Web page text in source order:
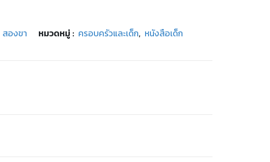
สองขา หมวดหมู่ : ครอบครัวและเด็ก, หนังสือเด็ก